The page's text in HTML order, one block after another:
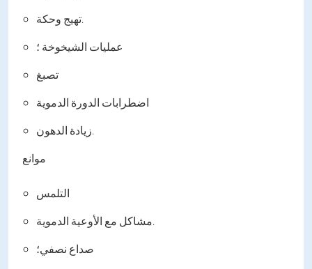
تهيج وحكة.
عمليات الشيخوخة ؛
تصبغ
اضطرابات الدورة الدموية
زيادة الدهون.
موانع
التلمس
مشاكل مع الأوعية الدموية.
صداع نصفي؛